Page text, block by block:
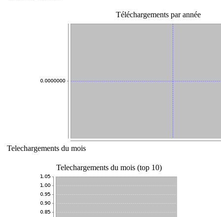
Téléchargements par année
Telechargements du mois
Telechargements du mois (top 10)